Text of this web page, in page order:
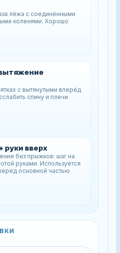
лёжа с соединёнными
коленями. Хорошо
с вытянутыми вперёд
спину и плечи
руки вверх
без прыжков: шаг на
руками. Используется
основной частью